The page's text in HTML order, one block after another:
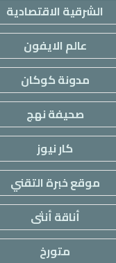
الشرقية الاقتصادية
عالم الايفون
مدونة كوكان
صحيفة نهج
كار نيوز
موقع خبرة التقني
أناقة أنثى
متورخ